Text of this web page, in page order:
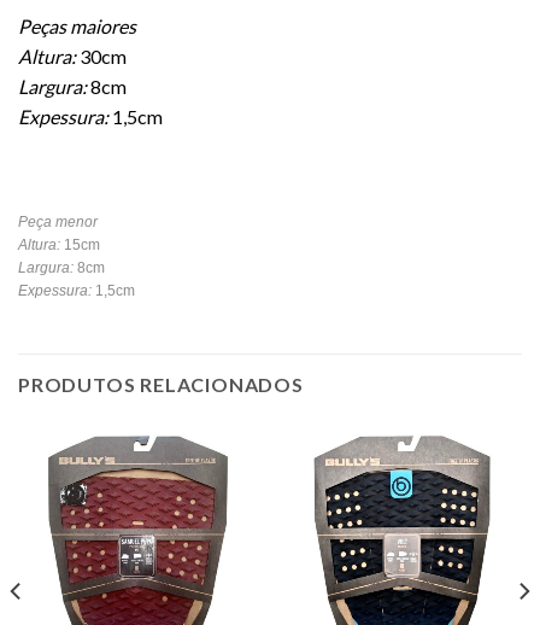
Peças maiores
Altura:30cm
Largura:8cm
Expessura:1,5cm
Peça menor
Altura: 15cm
Largura: 8cm
Expessura: 1,5cm
PRODUTOS RELACIONADOS